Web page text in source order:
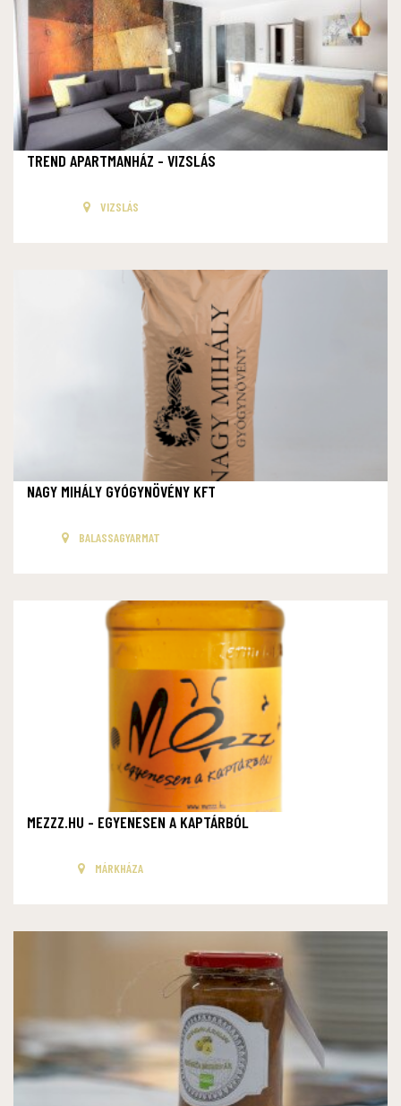
TREND APARTMANHÁZ - VIZSLÁS
VIZSLÁS
NAGY MIHÁLY GYÓGYNÖVÉNY KFT
BALASSAGYARMAT
MEZZZ.HU - EGYENESEN A KAPTÁRBÓL
MÁRKHÁZA